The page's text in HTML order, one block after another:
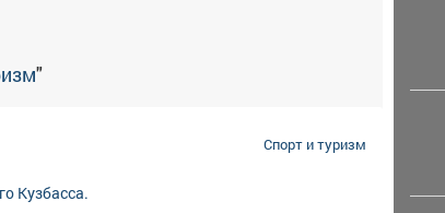
"
Спорт и туризм